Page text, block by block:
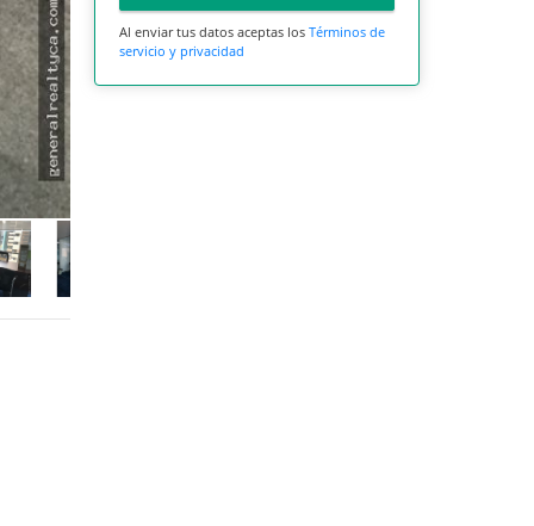
Al enviar tus datos aceptas los Términos de
servicio y privacidad